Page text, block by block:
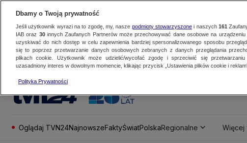
Oglądaj TVN24NajnowszeFaktyŚwiatPolskaRegionalne Więcej
Dbamy o Twoją prywatność
Jeśli użytkownik wyrazi na to zgodę, my, nasze podmioty stowarzyszonei naszych 161
IAB oraz 30innych Zaufanych Partnerów może przechowywać dane osobowe na
uzyskiwać do nich dostęp w celu zapewnienia bardziej spersonalizowanego sposobu
się to poprzez przetwarzanie danych osobowych zebranych z danych przeglądania
plikach cookie. Użytkownik może udzielić/wycofać zgodę i sprzeciwić się
uzasadniony interes w dowolnym momencie, klikając przycisk „Ustawienia plików cookie i
Polityka Prywatności